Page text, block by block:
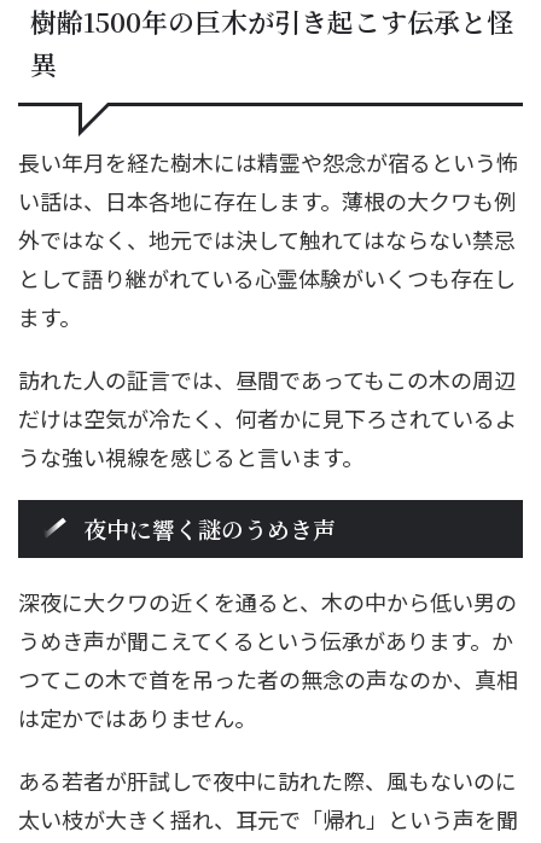
樹齢1500年の巨木が引き起こす伝承と怪
異
長い年月を経た樹木には精霊や怨念が宿るという怖
い話は、日本各地に存在します。薄根の大クワも例
外ではなく、地元では決して触れてはならない禁忌
として語り継がれている心霊体験がいくつも存在し
ます。
訪れた人の証言では、昼間であってもこの木の周辺
だけは空気が冷たく、何者かに見下ろされているよ
うな強い視線を感じると言います。
夜中に響く謎のうめき声
深夜に大クワの近くを通ると、木の中から低い男の
うめき声が聞こえてくるという伝承があります。か
つてこの木で首を吊った者の無念の声なのか、真相
は定かではありません。
ある若者が肝試しで夜中に訪れた際、風もないのに
太い枝が大きく揺れ、耳元で「帰れ」という声を聞